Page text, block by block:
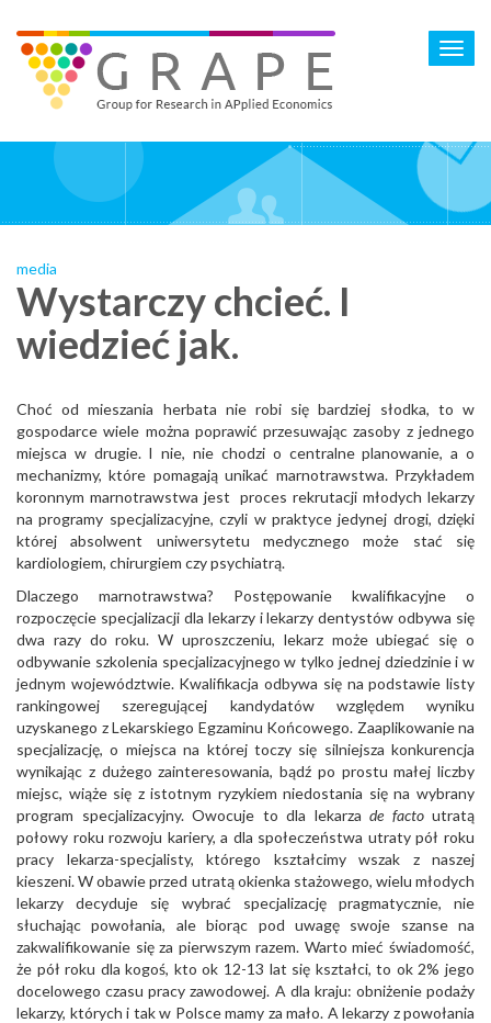
main
content
media
Wystarczy chcieć. I
wiedzieć jak.
Choć od mieszania herbata nie robi się bardziej słodka, to w
gospodarce wiele można poprawić przesuwając zasoby z jednego
miejsca w drugie. I nie, nie chodzi o centralne planowanie, a o
mechanizmy, które pomagają unikać marnotrawstwa. Przykładem
koronnym marnotrawstwa jest proces rekrutacji młodych lekarzy
na programy specjalizacyjne, czyli w praktyce jedynej drogi, dzięki
której absolwent uniwersytetu medycznego może stać się
kardiologiem, chirurgiem czy psychiatrą.
Dlaczego marnotrawstwa? Postępowanie kwalifikacyjne o
rozpoczęcie specjalizacji dla lekarzy i lekarzy dentystów odbywa się
dwa razy do roku. W uproszczeniu, lekarz może ubiegać się o
odbywanie szkolenia specjalizacyjnego w tylko jednej dziedzinie i w
jednym województwie. Kwalifikacja odbywa się na podstawie listy
rankingowej szeregującej kandydatów względem wyniku
uzyskanego z Lekarskiego Egzaminu Końcowego. Zaaplikowanie na
specjalizację, o miejsca na której toczy się silniejsza konkurencja
wynikając z dużego zainteresowania, bądź po prostu małej liczby
miejsc, wiąże się z istotnym ryzykiem niedostania się na wybrany
program specjalizacyjny. Owocuje to dla lekarza de factoutratą
połowy roku rozwoju kariery, a dla społeczeństwa utraty pół roku
pracy lekarza-specjalisty, którego kształcimy wszak z naszej
kieszeni. W obawie przed utratą okienka stażowego, wielu młodych
lekarzy decyduje się wybrać specjalizację pragmatycznie, nie
słuchając powołania, ale biorąc pod uwagę swoje szanse na
zakwalifikowanie się za pierwszym razem. Warto mieć świadomość,
że pół roku dla kogoś, kto ok 12-13 lat się kształci, to ok 2% jego
docelowego czasu pracy zawodowej. A dla kraju: obniżenie podaży
lekarzy, których i tak w Polsce mamy za mało. A lekarzy z powołania